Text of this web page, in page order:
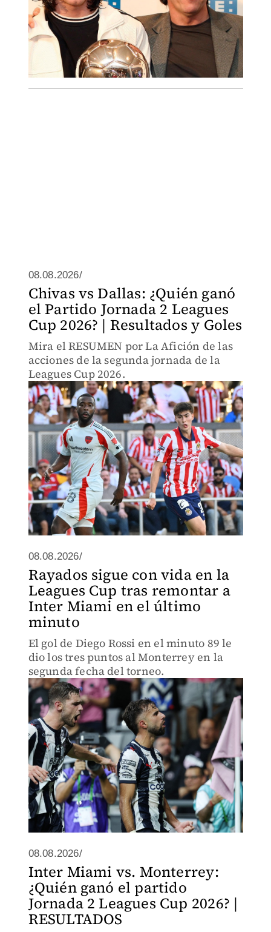
08.08.2026/
Chivas vs Dallas: ¿Quién ganó
el Partido Jornada 2 Leagues
Cup 2026? | Resultados y Goles
Mira el RESUMEN por La Afición de las
acciones de la segunda jornada de la
Leagues Cup 2026.
08.08.2026/
Rayados sigue con vida en la
Leagues Cup tras remontar a
Inter Miami en el último
minuto
El gol de Diego Rossi en el minuto 89 le
dio los tres puntos al Monterrey en la
segunda fecha del torneo.
08.08.2026/
Inter Miami vs. Monterrey:
¿Quién ganó el partido
Jornada 2 Leagues Cup 2026? |
RESULTADOS